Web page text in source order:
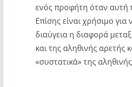
ενός προφήτη όταν αυτή
Επίσης είναι χρήσιμο για
διαύγεια η διαφορά
και της αληθινής αρετής
«συστατικά» της